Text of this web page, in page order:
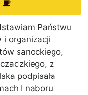
Państwu
i organizacji
sanockiego,
z
podpisała
I naboru